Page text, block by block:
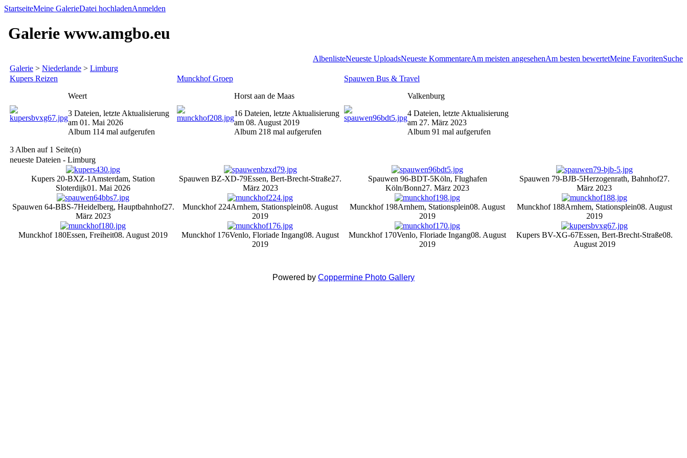
StartseiteMeine GalerieDatei hochladenAnmelden
Galerie www.amgbo.eu
AlbenlisteNeueste UploadsNeueste KommentareAm meisten angesehenAm besten bewertetMeine FavoritenSuche
Galerie > Niederlande > Limburg
Kupers Reizen
Weert
3 Dateien, letzte Aktualisierung
am 01. Mai 2026
Album 114 mal aufgerufen
Munckhof Groep
Horst aan de Maas
16 Dateien, letzte Aktualisierung
am 08. August 2019
Album 218 mal aufgerufen
Spauwen Bus & Travel
Valkenburg
4 Dateien, letzte Aktualisierung
am 27. März 2023
Album 91 mal aufgerufen
3 Alben auf 1 Seite(n)
neueste Dateien - Limburg
Kupers 20-BXZ-1 Amsterdam, Station
Sloterdijk01. Mai 2026
Spauwen BZ-XD-79Essen, Bert-Brecht-Straße27.
März 2023
Spauwen 96-BDT-5Köln, Flughafen
Köln/Bonn27. März 2023
Spauwen 79-BJB-5Herzogenrath, Bahnhof27.
März 2023
Spauwen 64-BBS-7Heidelberg, Hauptbahnhof27.
März 2023
Munckhof 224Arnhem, Stationsplein08. August
2019
Munckhof 198Arnhem, Stationsplein08. August
2019
Munckhof 188Arnhem, Stationsplein08. August
2019
Munckhof 180Essen, Freiheit08. August 2019 Munckhof 176Venlo, Floriade Ingang08. August
2019
Munckhof 170Venlo, Floriade Ingang08. August
2019
Kupers BV-XG-67Essen, Bert-Brecht-Straße08.
August 2019
Powered by Coppermine Photo Gallery